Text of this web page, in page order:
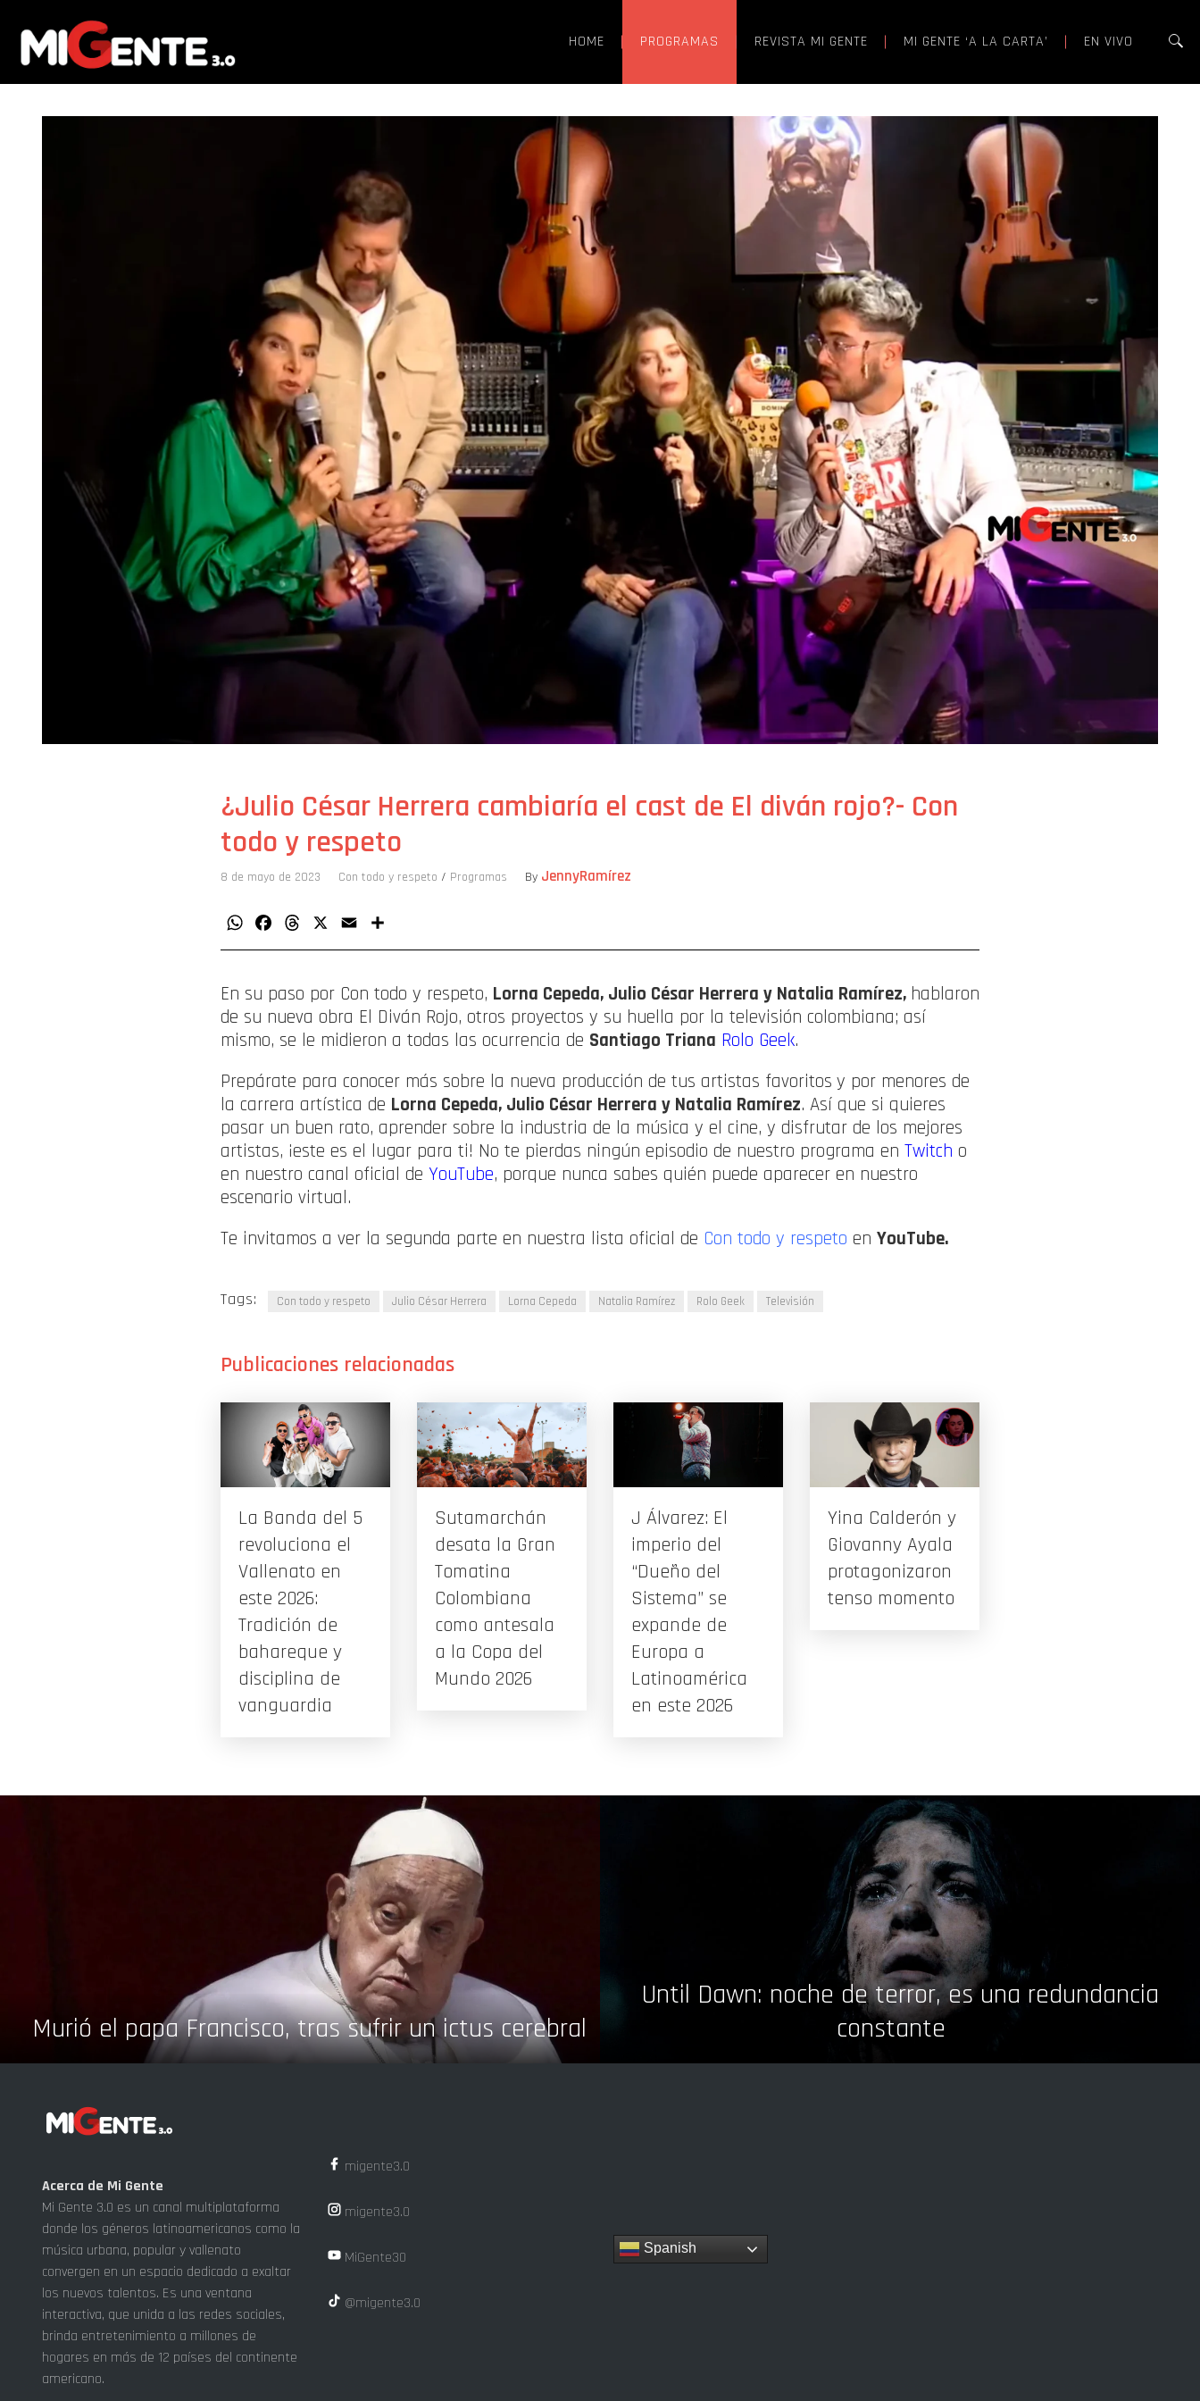
HOME PROGRAMAS REVISTA MI GENTE MI GENTE ‘A LA CARTA’ EN VIVO
¿Julio César Herrera cambiaría el cast de El diván rojo?- Con
todo y respeto
8 de mayo de 2023 Con todo y respeto / Programas By JennyRamírez
WhatsAppFacebookThreads Email
En su paso por Con todo y respeto, Lorna Cepeda, Julio César Herrera y Natalia Ramírez, hablaron
de su nueva obra El Diván Rojo, otros proyectos y su huella por la televisión colombiana; así
mismo, se le midieron a todas las ocurrencia de Santiago Triana Rolo Geek.
Prepárate para conocer más sobre la nueva producción de tus artistas favoritos y por menores de
la carrera artística de Lorna Cepeda, Julio César Herrera y Natalia Ramírez. Así que si quieres
pasar un buen rato, aprender sobre la industria de la música y el cine, y disfrutar de los mejores
artistas, ¡este es el lugar para ti! No te pierdas ningún episodio de nuestro programa en Twitch o
en nuestro canal oficial de YouTube, porque nunca sabes quién puede aparecer en nuestro
escenario virtual.
Te invitamos a ver la segunda parte en nuestra lista oficial de Con todo y respeto en YouTube.
Tags: Con todo y respeto Julio César Herrera Lorna Cepeda Natalia Ramírez Rolo Geek Televisión
La Banda del 5
revoluciona el
Vallenato en
este 2026:
Tradición de
bahareque y
disciplina de
vanguardia
Sutamarchán
desata la Gran
Tomatina
Colombiana
como antesala
a la Copa del
Mundo 2026
J Álvarez: El
imperio del
“Dueño del
Sistema” se
expande de
Europa a
Latinoamérica
en este 2026
Yina Calderón y
Giovanny Ayala
protagonizaron
tenso momento
Murió el papa Francisco, tras sufrir un ictus cerebral
Until Dawn: noche de terror, es una redundancia
constante
Acerca de Mi Gente
Mi Gente 3.0 es un canal multiplataforma
donde los géneros latinoamericanos como la
música urbana, popular y vallenato
convergen en un espacio dedicado a exaltar
los nuevos talentos. Es una ventana
interactiva, que unida a las redes sociales,
brinda entretenimiento a millones de
hogares en más de 12 países del continente
americano.
migente3.0
migente3.0
MiGente30
@migente3.0
Spanish